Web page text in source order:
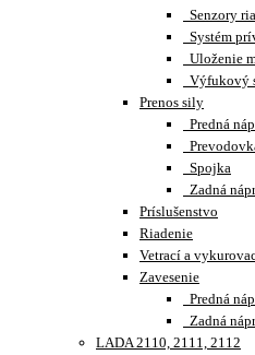
Senzory
Systém
Uloženie
Výfukový
Prenos sily
Predná
Spojka
Zadná
Príslušenstvo
Riadenie
Vetrací a
Zavesenie
Predná
Zadná
LADA 2110, 2111, 2112